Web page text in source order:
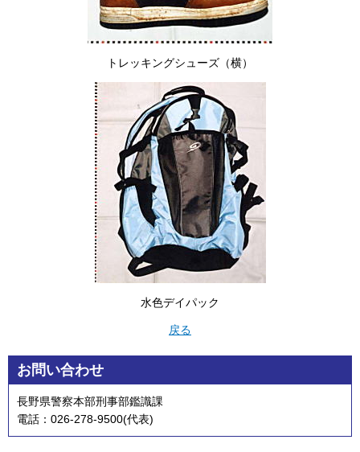
トレッキングシューズ（横）
水色デイパック
戻る
お問い合わせ
長野県警察本部刑事部鑑識課
電話：026-278-9500(代表)